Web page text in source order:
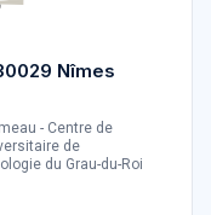
Nîmes
- Centre de
de
du Grau-du-Roi